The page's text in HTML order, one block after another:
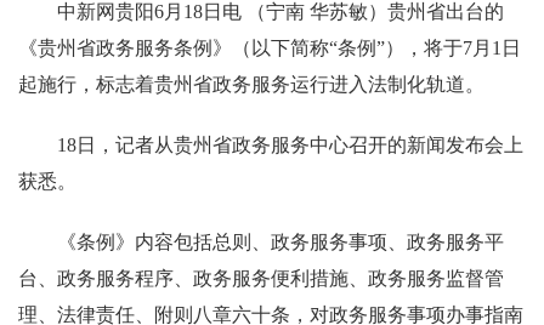
中新网贵阳6月18日电 （宁南 华苏敏）贵州省出台的
《贵州省政务服务条例》（以下简称“条例”），将于7月1日
起施行，标志着贵州省政务服务运行进入法制化轨道。
18日，记者从贵州省政务服务中心召开的新闻发布会上
获悉。
《条例》内容包括总则、政务服务事项、政务服务平
台、政务服务程序、政务服务便利措施、政务服务监督管
理、法律责任、附则八章六十条，对政务服务事项办事指南